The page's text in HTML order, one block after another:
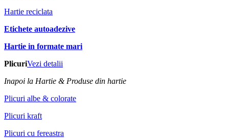
Hartie reciclata
Etichete autoadezive
Hartie in formate mari
PlicuriVezi detalii
Inapoi la Hartie & Produse din hartie
Plicuri albe & colorate
Plicuri kraft
Plicuri cu fereastra